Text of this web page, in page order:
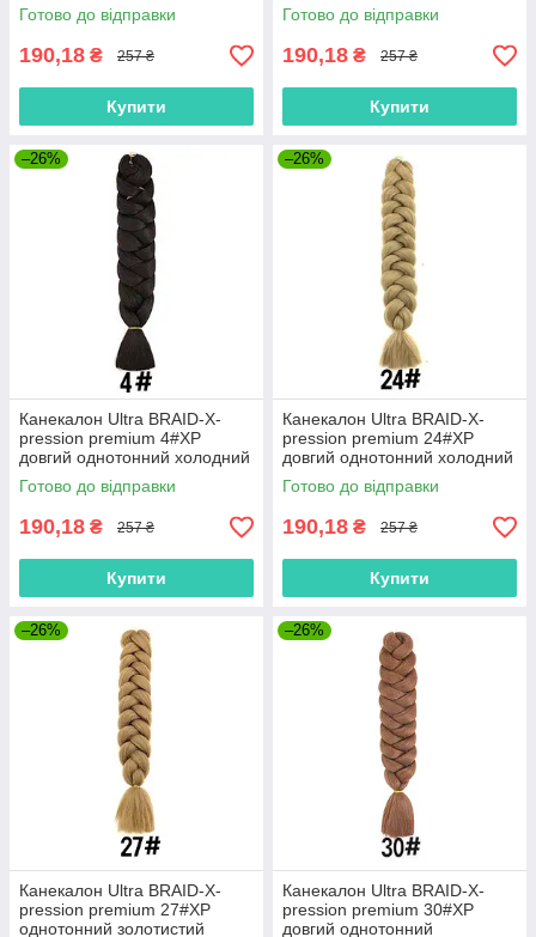
термостійкий метровий
довжина 100см Вага 165грам
Готово до відправки
190,18 ₴ 257 ₴
Купити
коричневий термостійкий
метровий довжина 100см
Вага 165грам
Готово до відправки
190,18 ₴ 257 ₴
Купити
–26%
Канекалон Ultra BRAID-X-
pression premium 4#XP
довгий однотонний холодний
коричнев термостійкий
метровий довжина 100см
Вага 165грам
Готово до відправки
190,18 ₴ 257 ₴
Купити
–26%
Канекалон Ultra BRAID-X-
pression premium 24#XP
довгий однотонний холодний
бежевий термостійкий
метровий довжина 100см
Вага 165грам
Готово до відправки
190,18 ₴ 257 ₴
Купити
–26%
Канекалон Ultra BRAID-X-
pression premium 27#XP
однотонний золотистий
–26%
Канекалон Ultra BRAID-X-
pression premium 30#XP
довгий однотонний